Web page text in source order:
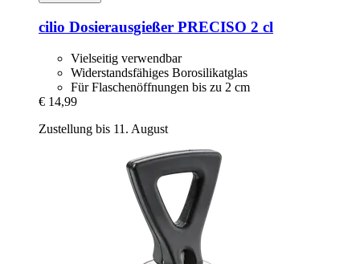
cilio Dosierausgießer PRECISO 2 cl
Vielseitig verwendbar
Widerstandsfähiges Borosilikatglas
Für Flaschenöffnungen bis zu 2 cm
€ 14,99
Zustellung bis 11. August